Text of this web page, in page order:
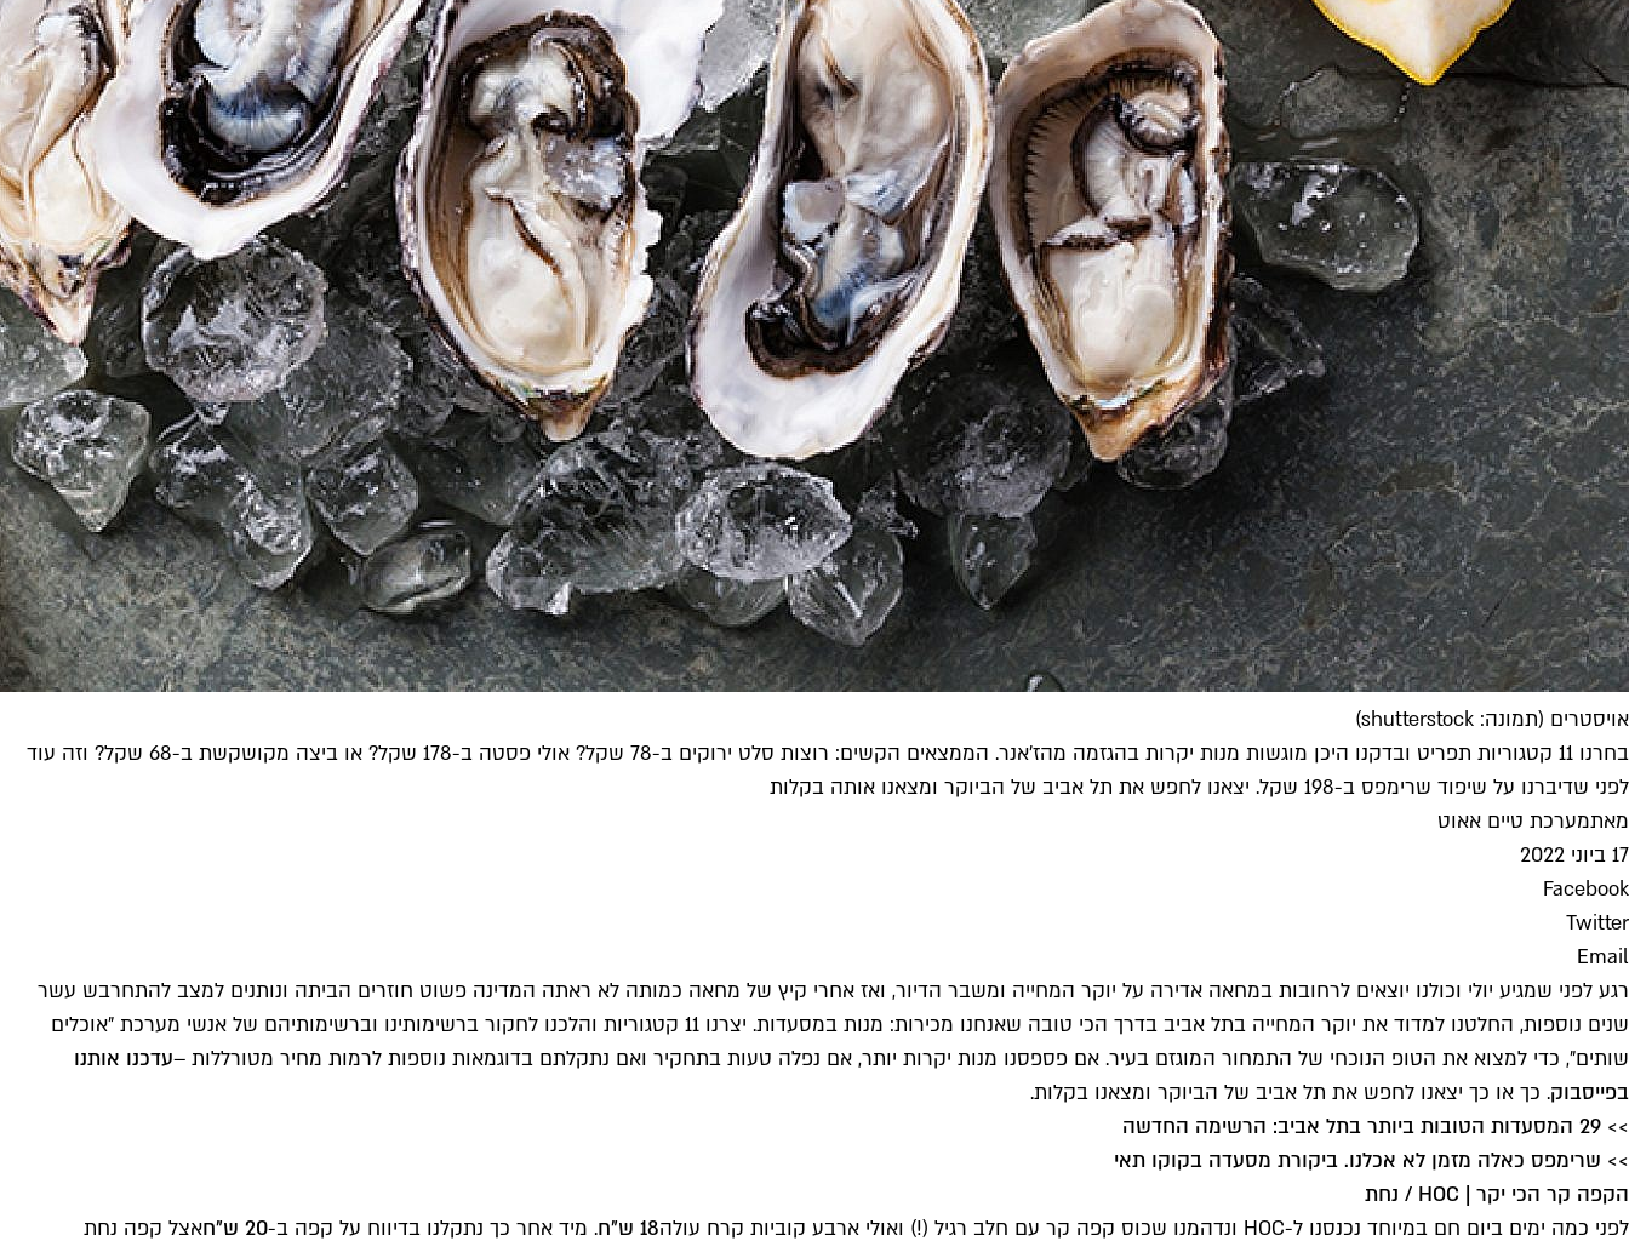
אויסטרים (תמונה: shutterstock)
בחרנו 11 קטגוריות תפריט ובדקנו היכן מוגשות מנות יקרות בהגזמה מהז'אנר. הממצאים הקשים: רוצות סלט ירוקים ב-78 שקל? אולי פסטה ב-178 שקל? או ביצה מקושקשת ב-68 שקל? וזה עוד
לפני שדיברנו על שיפוד שרימפס ב-198 שקל. יצאנו לחפש את תל אביב של הביוקר ומצאנו אותה בקלות
מאתמערכת טיים אאוט
17 ביוני 2022
Facebook
Twitter
Email
רגע לפני שמגיע יולי וכולנו יוצאים לרחובות במחאה אדירה על יוקר המחייה ומשבר הדיור, ואז אחרי קיץ של מחאה כמותה לא ראתה המדינה פשוט חוזרים הביתה ונותנים למצב להתחרבש עשר
שנים נוספות, החלטנו למדוד את יוקר המחייה בתל אביב בדרך הכי טובה שאנחנו מכירות: מנות במסעדות. יצרנו 11 קטגוריות והלכנו לחקור ברשימותינו וברשימותיהם של אנשי מערכת "אוכלים
שותים", כדי למצוא את הטופ הנוכחי של התמחור המוגזם בעיר. אם פספסנו מנות יקרות יותר, אם נפלה טעות בתחקיר ואם נתקלתם בדוגמאות נוספות לרמות מחיר מטורללות –עדכנו אותנו
בפייסבוק. כך או כך יצאנו לחפש את תל אביב של הביוקר ומצאנו בקלות.
>> 29 המסעדות הטובות ביותר בתל אביב: הרשימה החדשה
>> שרימפס כאלה מזמן לא אכלנו. ביקורת מסעדה בקוקו תאי
הקפה קר הכי יקר | HOC / נחת
לפני כמה ימים ביום חם במיוחד נכנסנו ל-HOC ונדהמנו שכוס קפה קר עם חלב רגיל (!) ואולי ארבע קוביות קרח עולה
18 ש"ח . מיד אחר כך נתקלנו בדיווח על קפה ב-20 ש"ח אצל קפה נחת